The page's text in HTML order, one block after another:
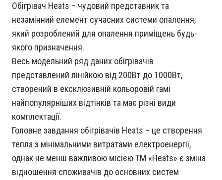
Обігрівач Heats – чудовий представник та
незамінний елемент сучасних системи опалення,
який розроблений для опалення приміщень будь-
якого призначення.
Весь модельний ряд даних обігрівачів
представлений лінійкою від 200Вт до 1000Вт,
створений в ексклюзивній кольоровій гамі
найпопулярніших відтінків та має різні види
комплектації.
Головне завдання обігрівачів Heats – це створення
тепла з мінімальними витратами електроенергії,
однак не менш важливою місією ТМ «Heats» є зміна
відношення споживачів до основних систем